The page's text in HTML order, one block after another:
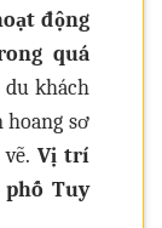
động
quá
du khách
sơ
Vị trí
Tuy